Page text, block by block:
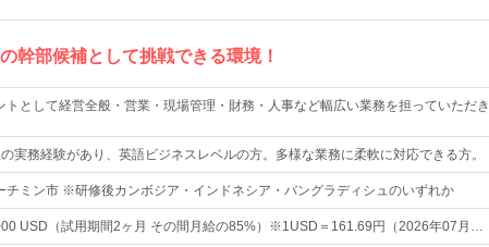
幹部候補として挑戦できる環境！
トとして経営全般・営業・現場管理・財務・人事など幅広い業務を担っていただき
実務経験があり、英語ビジネスレベルの方。多様な業務に柔軟に対応できる方。
ミン市 ※研修後カンボジア・インドネシア・バングラディシュのいずれか
USD（試用期間2ヶ月 その間月給の85%）※1USD＝161.69円（2026年07月…